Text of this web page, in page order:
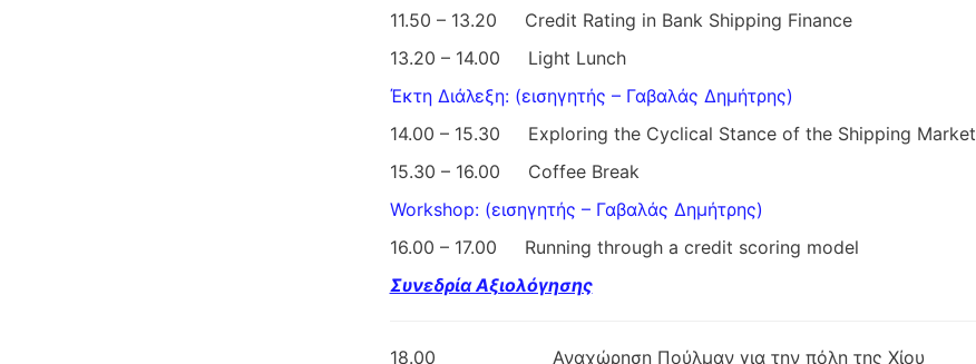
11.50 – 13.20 Credit Rating in Bank Shipping Finance
13.20 – 14.00 Light Lunch
Έκτη Διάλεξη: (εισηγητής – Γαβαλάς Δημήτρης)
14.00 – 15.30 Exploring the Cyclical Stance of the Shipping Market
15.30 – 16.00 Coffee Break
Workshop: (εισηγητής – Γαβαλάς Δημήτρης)
16.00 – 17.00 Running through a credit scoring model
Συνεδρία Αξιολόγησης
18.00 Αναχώρηση Πούλμαν για την πόλη της Χίου